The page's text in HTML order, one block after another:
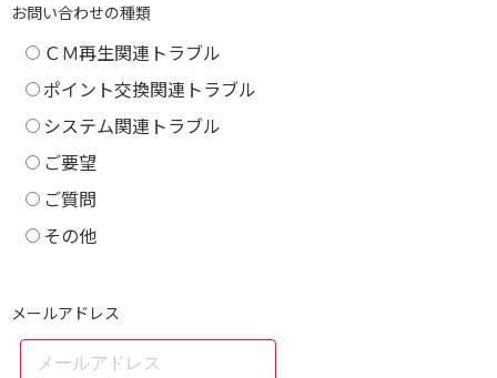
お問い合わせの種類
ＣＭ再生関連トラブル
ポイント交換関連トラブル
システム関連トラブル
ご要望
ご質問
その他
メールアドレス